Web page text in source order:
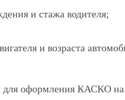
и стажа водителя;
и возраста
для оформления КАСКО